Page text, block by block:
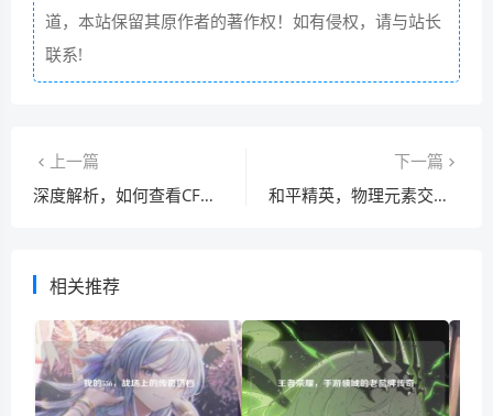
道，本站保留其原作者的著作权！如有侵权，请与站长
联系!
上一篇
深度解析，如何查看CF等级
下一篇
和平精英，物理元素交织的竞技魅力
相关推荐